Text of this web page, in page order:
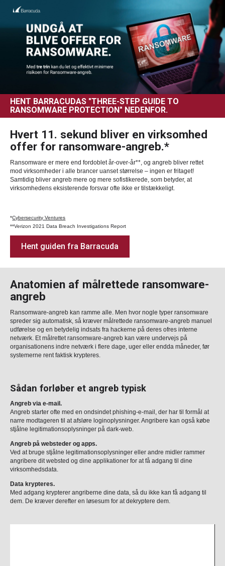
HENT BARRACUDAS "THREE-STEP GUIDE TO
RANSOMWARE PROTECTION" NEDENFOR.
Hvert 11. sekund bliver en virksomhed
offer for ransomware-angreb.*
Ransomware er mere end fordoblet år-over-år**, og angreb bliver rettet
mod virksomheder i alle brancer uanset størrelse – ingen er fritaget!
Samtidig bliver angreb mere og mere sofistikerede, som betyder, at
virksomhedens eksisterende forsvar ofte ikke er tilstækkeligt.
*Cybersecurity Ventures
**Verizon 2021 Data Breach Investigations Report
Hent guiden fra Barracuda
Anatomien af målrettede ransomware-
angreb
Ransomware-angreb kan ramme alle. Men hvor nogle typer ransomware
spreder sig automatisk, så kræver målrettede ransomware-angreb manuel
udførelse og en betydelig indsats fra hackerne på deres ofres interne
netværk. Et målrettet ransomware-angreb kan være undervejs på
organisationens indre netværk i flere dage, uger eller endda måneder, før
systemerne rent faktisk krypteres.
Sådan forløber et angreb typisk
Angreb via e-mail.
Angreb starter ofte med en ondsindet phishing-e-mail, der har til formål at
narre modtageren til at afsløre loginoplysninger. Angribere kan også købe
stjålne legitimationsoplysninger på dark-web.
Angreb på websteder og apps.
Ved at bruge stjålne legitimationsoplysninger eller andre midler rammer
angribere dit websted og dine applikationer for at få adgang til dine
virksomhedsdata.
Data krypteres.
Med adgang krypterer angriberne dine data, så du ikke kan få adgang til
dem. De kræver derefter en løsesum for at dekryptere dem.